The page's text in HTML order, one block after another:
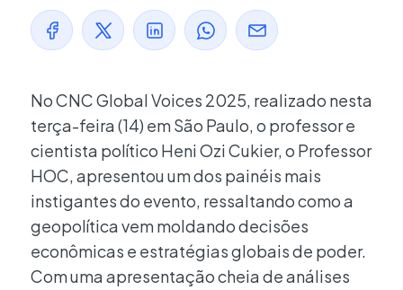
No CNC Global Voices 2025, realizado nesta
terça-feira (14) em São Paulo, o professor e
cientista político Heni Ozi Cukier, o Professor
HOC, apresentou um dos painéis mais
instigantes do evento, ressaltando como a
geopolítica vem moldando decisões
econômicas e estratégias globais de poder.
Com uma apresentação cheia de análises